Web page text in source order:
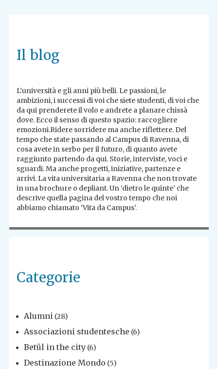
Il blog
L’università e gli anni più belli. Le passioni, le
ambizioni, i successi di voi che siete studenti, di voi che
da qui prenderete il volo e andrete a planare chissà
dove. Ecco il senso di questo spazio: raccogliere
emozioni.Ridere sorridere ma anche riflettere. Del
tempo che state passando al Campus di Ravenna, di
cosa avete in serbo per il futuro, di quanto avete
raggiunto partendo da qui. Storie, interviste, voci e
sguardi. Ma anche progetti, iniziative, partenze e
arrivi. La vita universitaria a Ravenna che non trovate
in una brochure o depliant. Un ‘dietro le quinte’ che
descrive quella pagina del vostro tempo che noi
abbiamo chiamato ‘Vita da Campus’.
Categorie
Alumni (28)
Associazioni studentesche (6)
Betül in the city (6)
Destinazione Mondo (5)